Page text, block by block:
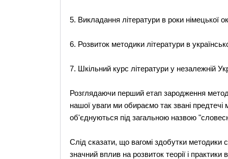
5. Викладання літератури в роки німецької
6. Розвиток методики літератури в
7. Шкільний курс літератури у незалежній
Розглядаючи перший етап зародження
нашої уваги ми обираємо так звані предтечі
об'єднуються під загальною назвою
Слід сказати, що вагомі здобутки методики
значний вплив на розвиток теорії і